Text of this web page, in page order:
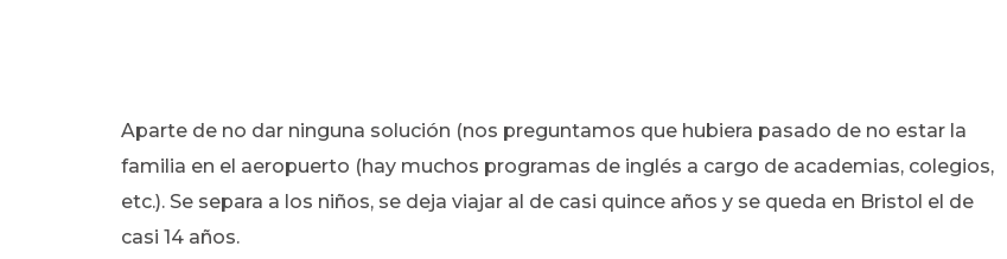
Aparte de no dar ninguna solución (nos preguntamos que hubiera pasado de no estar la
familia en el aeropuerto (hay muchos programas de inglés a cargo de academias, colegios,
etc.). Se separa a los niños, se deja viajar al de casi quince años y se queda en Bristol el de
casi 14 años.